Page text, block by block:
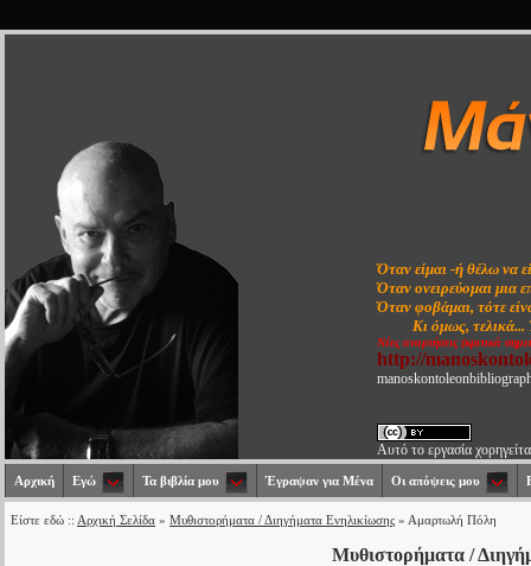
Όταν είμαι -ή θέλω να
Όταν ονειρεύομαι μια
Όταν φοβάμαι, τότε
Κι όμως, τελικά...
Νέες αναρτήσεις (κριτικά
http://
Αυτό το εργασία
Αρχική Εγώ Τα βιβλία μου Έγραψαν για Μένα Οι απόψεις μου
Είστε εδώ :: Αρχική Σελίδα » Μυθιστορήματα / Διηγήματα Ενηλικίωσης » Αμαρτωλή Πόλη
Μυθιστορήματα /